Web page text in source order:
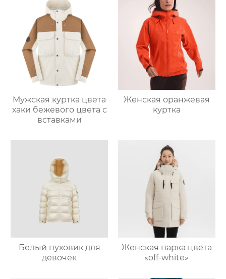
Мужская куртка цвета
хаки бежевого цвета с
вставками
Женская оранжевая
куртка
Белый пуховик для
девочек
Женская парка цвета
«off-white»